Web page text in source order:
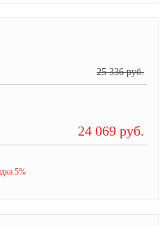
25 336 руб.
24 069 руб.
5%